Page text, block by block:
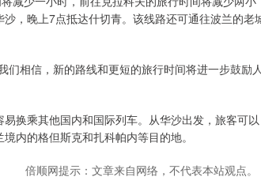
，晚上7点抵达什切青。该线路还可通往波兰的老
相信，新的路线和更短的旅行时间将进一步鼓励
换乘其他国内和国际列车。从华沙出发，旅客可以
内的格但斯克和扎科帕内等目的地。
倍顺网提示：文章来自网络，不代表本站观点。